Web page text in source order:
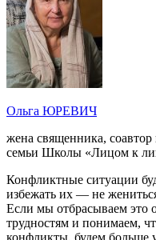
Ольга ЮРЕВИЧ
жена священника,
семьи Школы «Лицом к
Конфликтные ситуации
избежать их — не
Если мы отбрасываем это
трудностям и понимаем,